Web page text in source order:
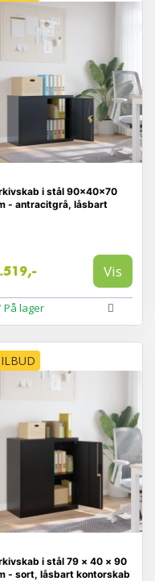
i stål 90×40×70
- antracitgrå, låsbart
Vis
På lager
i stål 79 × 40 × 90
- sort, låsbart kontorskab